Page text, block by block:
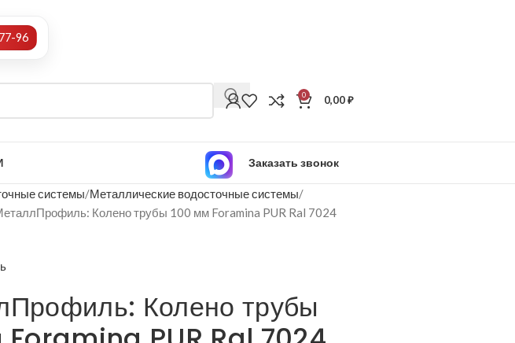
96
0 0,00₽
Заказать звонок
системы Металлические водосточные системы
Колено трубы 100 мм Foramina PUR Ral 7024
Колено трубы